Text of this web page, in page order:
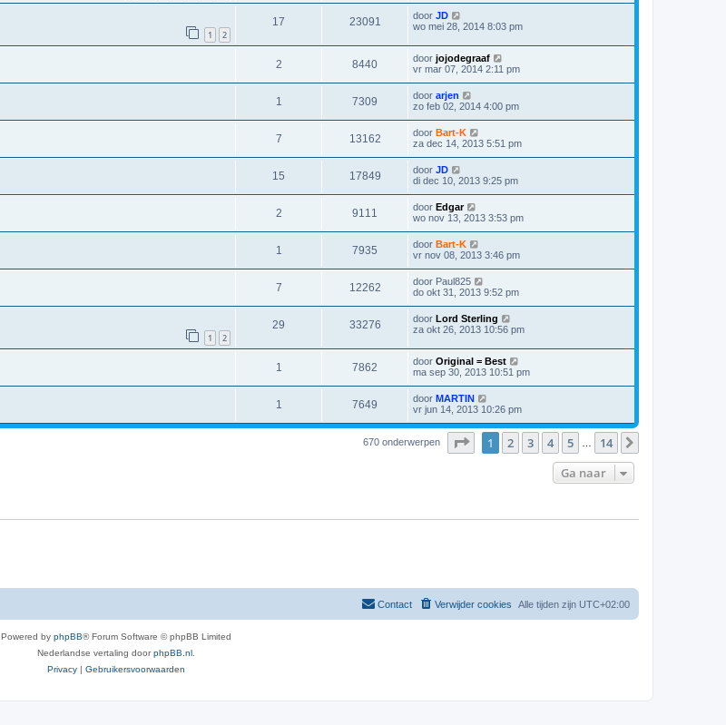
1 2
17 23091 door JD
wo mei 28, 2014 8:03 pm
2 8440 door jojodegraaf
vr mar 07, 2014 2:11 pm
1 7309 door arjen
zo feb 02, 2014 4:00 pm
7 13162 door Bart-K
za dec 14, 2013 5:51 pm
15 17849 door JD
di dec 10, 2013 9:25 pm
2 9111 door Edgar
wo nov 13, 2013 3:53 pm
1 7935 door Bart-K
vr nov 08, 2013 3:46 pm
7 12262 door Paul825
do okt 31, 2013 9:52 pm
1 2
29 33276 door Lord Sterling
za okt 26, 2013 10:56 pm
1 7862 door Original = Best
ma sep 30, 2013 10:51 pm
1 7649 door MARTIN
vr jun 14, 2013 10:26 pm
670 onderwerpen Pagina1 van 14
1 2 3 4 5 14
Ga naar
Alle tijden zijn UTC+02:00
Verwijder cookies
Contact
Powered by phpBB® Forum Software © phpBB Limited
Nederlandse vertaling doorphpBB.nl.
Privacy | Gebruikersvoorwaarden